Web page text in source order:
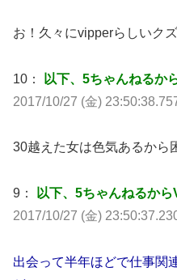
お！久々にvipperらしいク
10：
以下、5ちゃんねるか
2017/10/27 (金)
30越えた女は色気あるから
9：
以下、5ちゃんねるか
2017/10/27 (金)
出会って半年ほどで仕事関